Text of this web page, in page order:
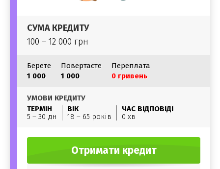
СУМА КРЕДИТУ
100 – 12 000 грн
Берете
1 000
Повертаєте
1 000
Переплата
0 гривень
УМОВИ КРЕДИТУ
ТЕРМІН
5 – 30 дн
ВІК
18 – 65 років
ЧАС ВІДПОВІДІ
0 хв
Отримати кредит